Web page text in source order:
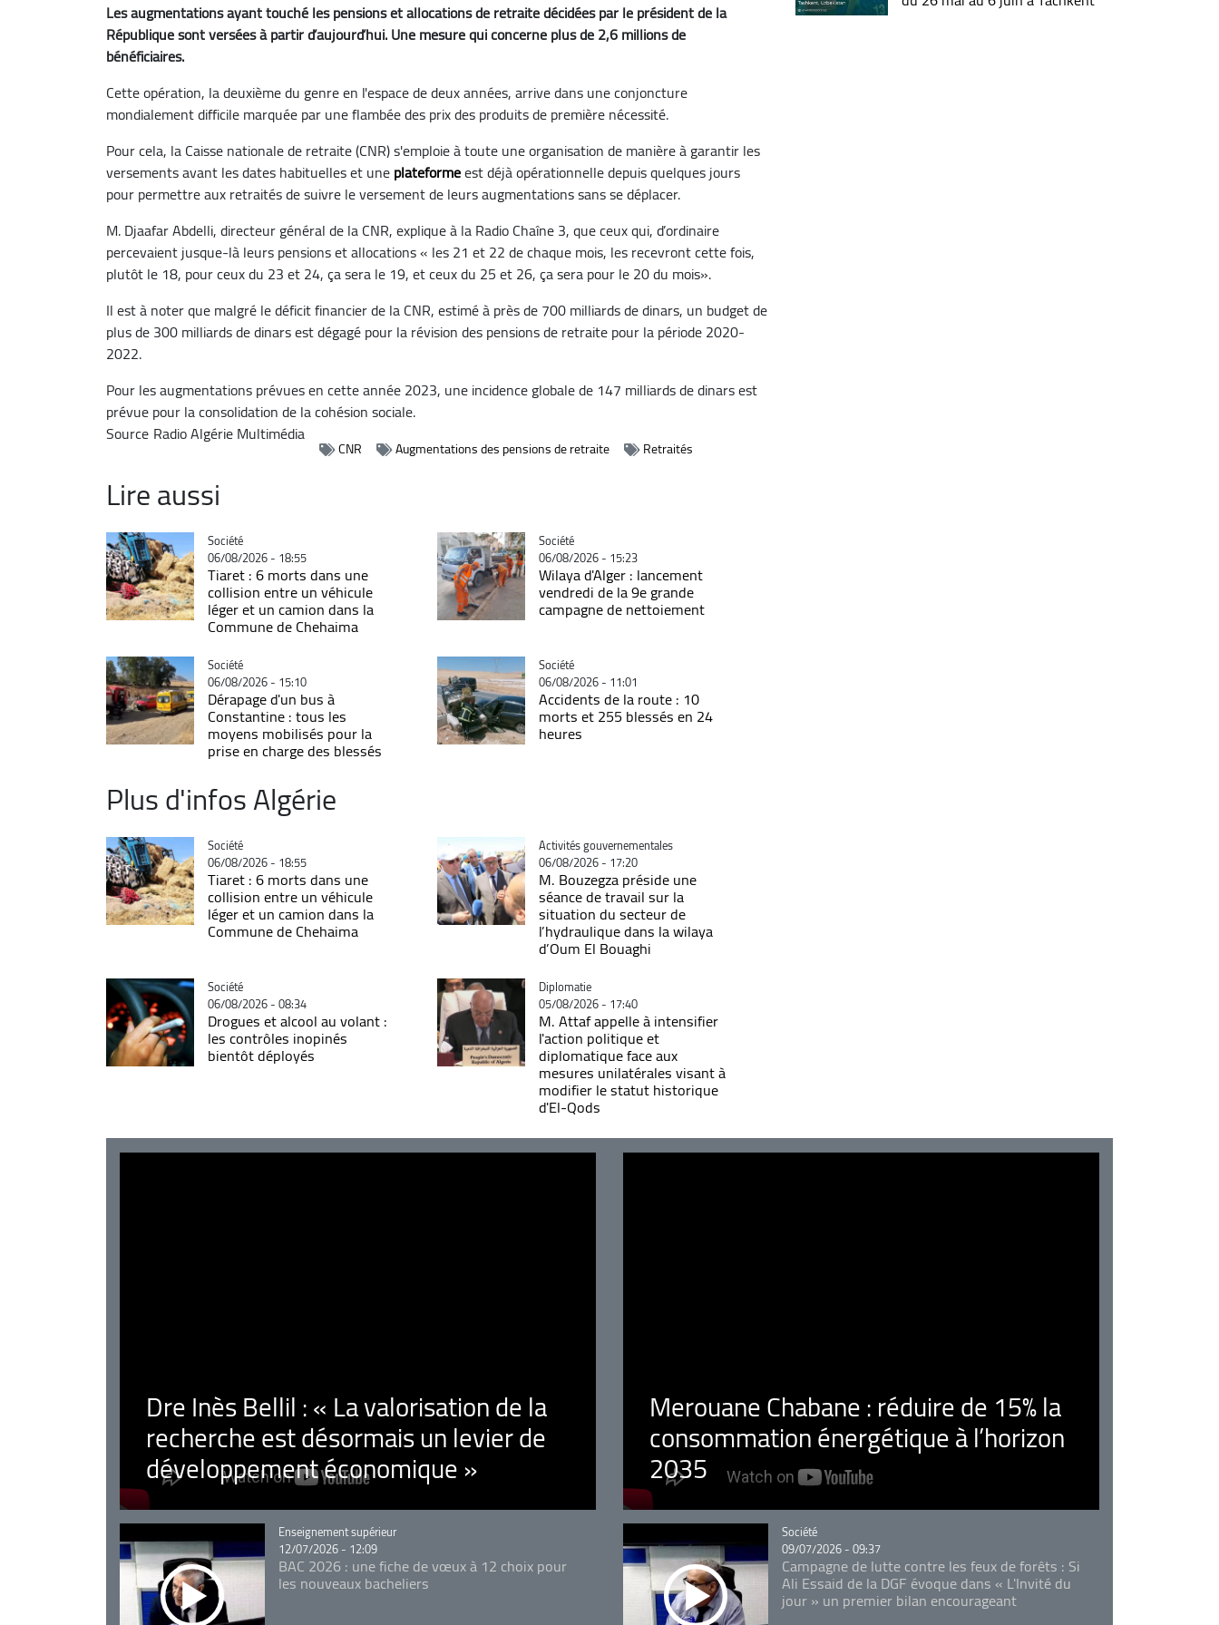
Les augmentations ayant touché les pensions et allocations de retraite décidées par le président de la
République sont versées à partir d’aujourd’hui. Une mesure qui concerne plus de 2,6 millions de
bénéficiaires.
Cette opération, la deuxième du genre en l'espace de deux années, arrive dans une conjoncture
mondialement difficile marquée par une flambée des prix des produits de première nécessité.
Pour cela, la Caisse nationale de retraite (CNR) s'emploie à toute une organisation de manière à garantir les
versements avant les dates habituelles et uneplateformeest déjà opérationnelle depuis quelques jours
pour permettre aux retraités de suivre le versement de leurs augmentations sans se déplacer.
M. Djaafar Abdelli, directeur général de la CNR, explique à la Radio Chaîne 3, que ceux qui, d’ordinaire
percevaient jusque-là leurs pensions et allocations « les 21 et 22 de chaque mois, les recevront cette fois,
plutôt le 18, pour ceux du 23 et 24, ça sera le 19, et ceux du 25 et 26, ça sera pour le 20 du mois».
Il est à noter que malgré le déficit financier de la CNR, estimé à près de 700 milliards de dinars, un budget de
plus de 300 milliards de dinars est dégagé pour la révision des pensions de retraite pour la période 2020-
2022.
Pour les augmentations prévues en cette année 2023, une incidence globale de 147 milliards de dinars est
prévue pour la consolidation de la cohésion sociale.
Source Radio Algérie Multimédia
CNR Augmentations des pensions de retraite Retraités
Lire aussi
Catégorie
Société
06/08/2026 - 18:55
Tiaret : 6 morts dans une
collision entre un véhicule
léger et un camion dans la
Commune de Chehaima
Catégorie
Société
06/08/2026 - 15:23
Wilaya d'Alger : lancement
vendredi de la 9e grande
campagne de nettoiement
Catégorie
Société
06/08/2026 - 15:10
Dérapage d'un bus à
Constantine : tous les
moyens mobilisés pour la
prise en charge des blessés
Catégorie
Société
06/08/2026 - 11:01
Accidents de la route : 10
morts et 255 blessés en 24
heures
Plus d'infos Algérie
Catégorie
Société
06/08/2026 - 18:55
Tiaret : 6 morts dans une
collision entre un véhicule
léger et un camion dans la
Commune de Chehaima
Catégorie
Activités gouvernementales
06/08/2026 - 17:20
M. Bouzegza préside une
séance de travail sur la
situation du secteur de
l’hydraulique dans la wilaya
d’Oum El Bouaghi
Catégorie
Société
06/08/2026 - 08:34
Drogues et alcool au volant :
les contrôles inopinés
bientôt déployés
Catégorie
Diplomatie
05/08/2026 - 17:40
M. Attaf appelle à intensifier
l'action politique et
diplomatique face aux
mesures unilatérales visant à
modifier le statut historique
d'El-Qods
Dre Inès Bellil : « La valorisation de la
recherche est désormais un levier de
développement économique »
Merouane Chabane : réduire de 15% la
consommation énergétique à l’horizon
2035
Catégorie
Enseignement supérieur
12/07/2026 - 12:09
BAC 2026 : une fiche de vœux à 12 choix pour
les nouveaux bacheliers
Catégorie
Société
09/07/2026 - 09:37
Campagne de lutte contre les feux de forêts : Si
Ali Essaid de la DGF évoque dans « L'Invité du
jour » un premier bilan encourageant